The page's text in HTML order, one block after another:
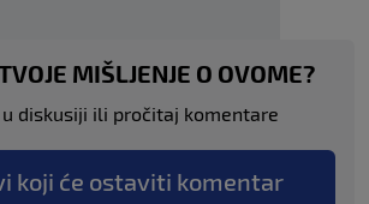
MIŠLJENJE O OVOME?
diskusiji ili pročitaj komentare
koji će ostaviti komentar